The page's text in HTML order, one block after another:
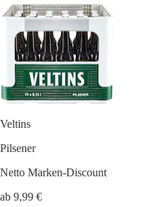
Veltins
Pilsener
Netto Marken-Discount
ab 9,99 €